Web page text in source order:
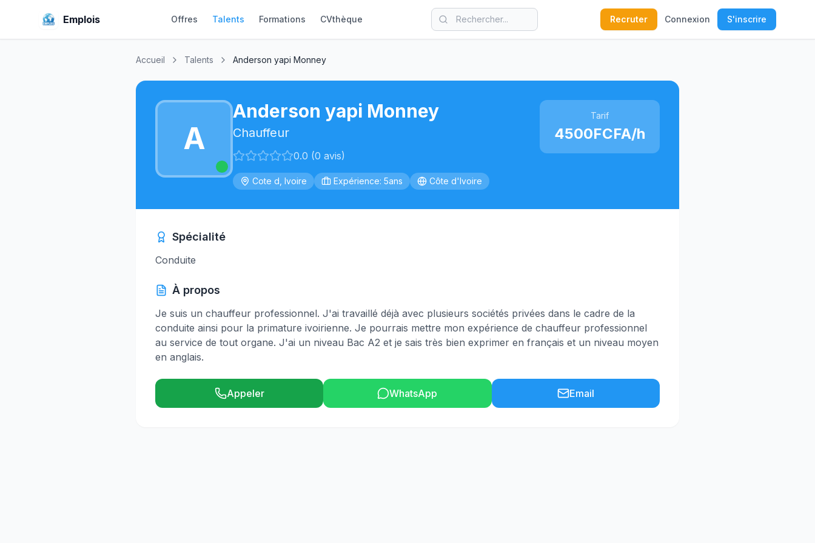
Emplois Offres Talents Formations CVthèque Recruter Connexion S'inscrire
Accueil Talents Anderson yapi Monney
A
Anderson yapi Monney
Chauffeur
0.0 (0 avis)
Cote d, Ivoire Expérience: 5ans Côte d'Ivoire
Tarif
4500FCFA/h
Spécialité
Conduite
À propos
Je suis un chauffeur professionnel. J'ai travaillé déjà avec plusieurs sociétés privées dans le cadre de la
conduite ainsi pour la primature ivoirienne. Je pourrais mettre mon expérience de chauffeur professionnel
au service de tout organe. J'ai un niveau Bac A2 et je sais très bien exprimer en français et un niveau moyen
en anglais.
Appeler WhatsApp Email